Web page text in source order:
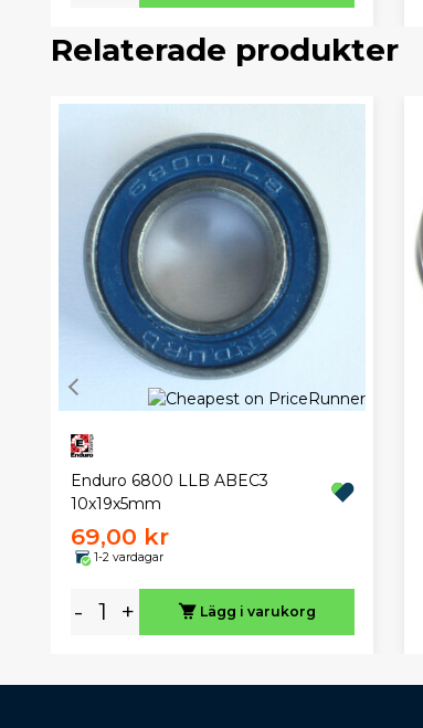
Relaterade produkter
Enduro 6800 LLB ABEC3
10x19x5mm
69,00 kr
1-2 vardagar
- + Lägg i varukorg